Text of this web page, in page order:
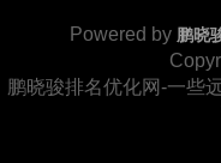
Powered by 鹏晓
鹏晓骏排名优化网-一些